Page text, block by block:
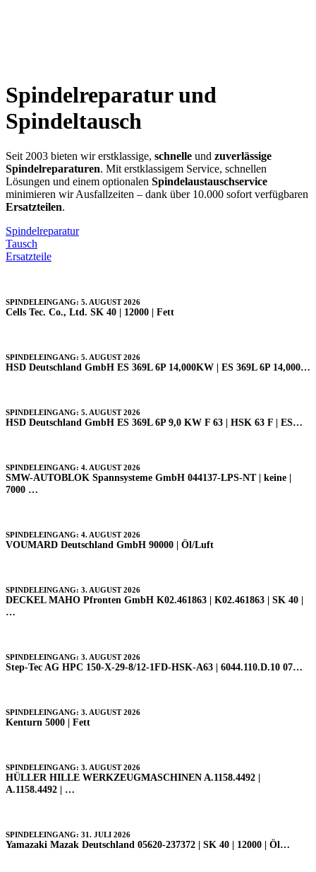
Spindelreparaturund
Spindeltausch
Seit 2003 bieten wir erstklassige, schnelle und zuverlässige
Spindelreparaturen. Mit erstklassigem Service, schnellen
Lösungen und einem optionalen Spindelaustauschservice
minimieren wir Ausfallzeiten – dank über 10.000 sofort verfügbaren
Ersatzteilen.
Spindelreparatur
Tausch
Ersatzteile
SPINDELEINGANG: 5. AUGUST 2026
Cells Tec. Co., Ltd. SK 40 | 12000 | Fett
SPINDELEINGANG: 5. AUGUST 2026
HSD Deutschland GmbH ES 369L 6P 14,000KW | ES 369L 6P 14,000…
SPINDELEINGANG: 5. AUGUST 2026
HSD Deutschland GmbH ES 369L 6P 9,0 KW F 63 | HSK 63 F | ES…
SPINDELEINGANG: 4. AUGUST 2026
SMW-AUTOBLOK Spannsysteme GmbH 044137-LPS-NT | keine |
7000 …
SPINDELEINGANG: 4. AUGUST 2026
VOUMARD Deutschland GmbH 90000 | Öl/Luft
SPINDELEINGANG: 3. AUGUST 2026
DECKEL MAHO Pfronten GmbH K02.461863 | K02.461863 | SK 40 |
…
SPINDELEINGANG: 3. AUGUST 2026
Step-Tec AG HPC 150-X-29-8/12-1FD-HSK-A63 | 6044.110.D.10 07…
SPINDELEINGANG: 3. AUGUST 2026
Kenturn 5000 | Fett
SPINDELEINGANG: 3. AUGUST 2026
HÜLLER HILLE WERKZEUGMASCHINEN A.1158.4492 |
A.1158.4492 | …
SPINDELEINGANG: 31. JULI 2026
Yamazaki Mazak Deutschland 05620-237372 | SK 40 | 12000 | Öl…